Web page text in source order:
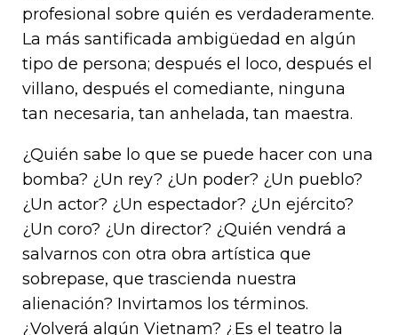
profesional sobre quién es verdaderamente.
La más santificada ambigüedad en algún
tipo de persona; después el loco, después el
villano, después el comediante, ninguna
tan necesaria, tan anhelada, tan maestra.
¿Quién sabe lo que se puede hacer con una
bomba? ¿Un rey? ¿Un poder? ¿Un pueblo?
¿Un actor? ¿Un espectador? ¿Un ejército?
¿Un coro? ¿Un director? ¿Quién vendrá a
salvarnos con otra obra artística que
sobrepase, que trascienda nuestra
alienación? Invirtamos los términos.
¿Volverá algún Vietnam? ¿Es el teatro la